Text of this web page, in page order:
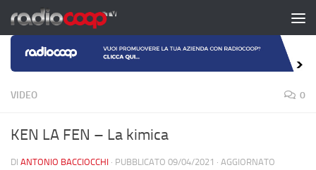
Salta al contenuto
VIDEO 0
KEN LA FEN – La kimica
DI ANTONIO BACCIOCCHI · PUBBLICATO 09/04/2021 · AGGIORNATO